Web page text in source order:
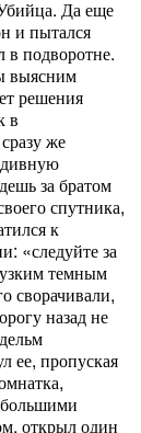
Да еще
и пытался
в подворотне.
выясним
решения
в
же
за братом
спутника,
к
«следуйте за
темным
сворачивали,
назад не
ее, пропуская
открыл один